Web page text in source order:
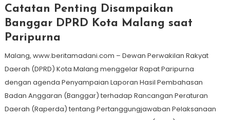
Catatan Penting Disampaikan
Banggar DPRD Kota Malang saat
Paripurna
Malang, www.beritamadani.com – Dewan Perwakilan Rakyat
Daerah (DPRD) Kota Malang menggelar Rapat Paripurna
dengan agenda Penyampaian Laporan Hasil Pembahasan
Badan Anggaran (Banggar) terhadap Rancangan Peraturan
Daerah (Raperda) tentang Pertanggungjawaban Pelaksanaan